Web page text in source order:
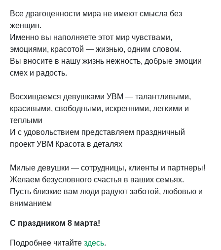
Все драгоценности мира не имеют смысла без
женщин.
Именно вы наполняете этот мир чувствами,
эмоциями, красотой — жизнью, одним словом.
Вы вносите в нашу жизнь нежность, добрые эмоции
смех и радость.
Восхищаемся девушками УВМ — талантливыми,
красивыми, свободными, искренними, легкими и
теплыми
И с удовольствием представляем праздничный
проект УВМ Красота в деталях
Милые девушки — сотрудницы, клиенты и партнеры!
Желаем безусловного счастья в ваших семьях.
Пусть близкие вам люди радуют заботой, любовью и
вниманием
С праздником 8 марта!
Подробнее читайте здесь.